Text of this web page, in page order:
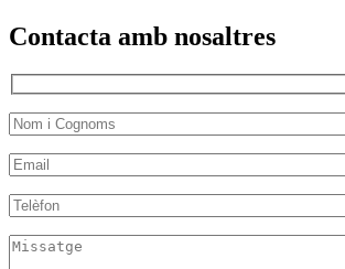
Contacta amb nosaltres